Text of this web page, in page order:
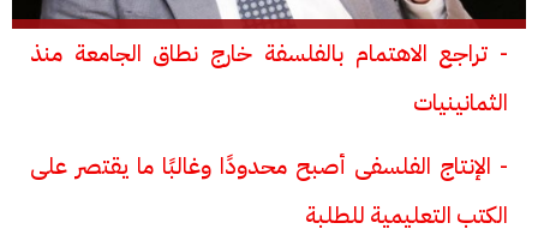
- تراجع الاهتمام بالفلسفة خارج نطاق الجامعة منذ
الثمانينيات
- الإنتاج الفلسفى أصبح محدودًا وغالبًا ما يقتصر على
الكتب التعليمية للطلبة